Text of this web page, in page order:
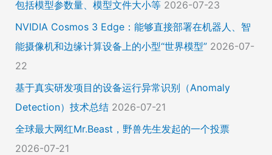
包括模型参数量、模型文件大小等 2026-07-23
NVIDIA Cosmos 3 Edge：能够直接部署在机器人、智
能摄像机和边缘计算设备上的小型“世界模型” 2026-07-
22
基于真实研发项目的设备运行异常识别（Anomaly
Detection）技术总结 2026-07-21
全球最大网红Mr.Beast，野兽先生发起的一个投票
2026-07-21